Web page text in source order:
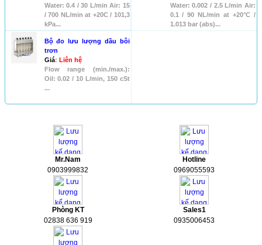
Water: 0.4 / 30 L/min Air: 15
/ 700 NL/min at +20C / 101,3
kPa...
Water: 0.002 / 2.5 L/min Air:
0.1 / 90 NL/min at +20°C /
1.013 bar (abs)...
Bộ đo lưu lượng dầu bôi
trơn
Giá: Liên hệ
Flow range (min./max.):
Oil: 0.02 / 10 L/min, 150 cSt
...
Mr.Nam
0903999832
Hotline
0969055593
Phòng KT
02838 636 919
Sales1
0935006453